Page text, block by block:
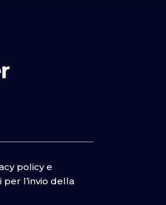
policye
l’invio della